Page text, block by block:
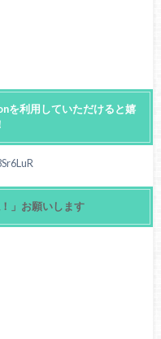
を利用していただけると嬉
」お願いします